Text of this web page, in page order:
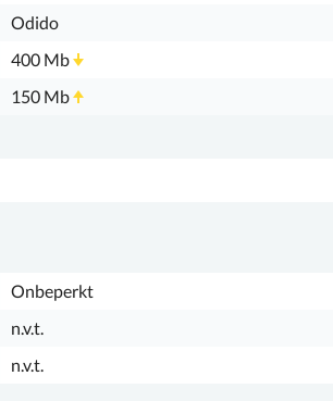
Odido
400 Mb
150 Mb
Onbeperkt
n.v.t.
n.v.t.